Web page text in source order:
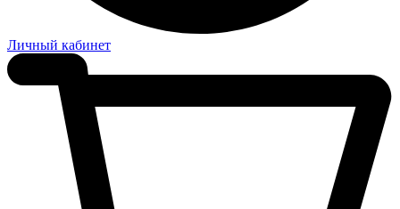
Личный кабинет